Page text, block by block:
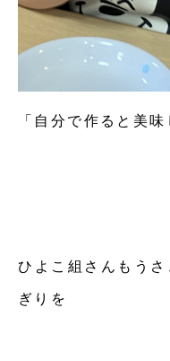
「自分で作ると美味
ひよこ組さんもう
ぎりを